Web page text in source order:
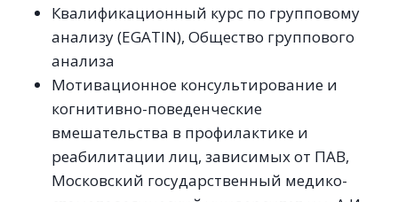
Квалификационный курс по групповому
анализу (EGATIN), Общество группового
анализа
Мотивационное консультирование и
когнитивно-поведенческие
вмешательства в профилактике и
реабилитации лиц, зависимых от ПАВ,
Московский государственный медико-